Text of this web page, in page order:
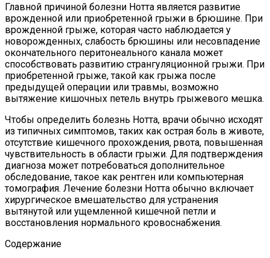
Главной причиной болезни Нотта является развитие
врожденной или приобретенной грыжи в брюшине. При
врожденной грыже, которая часто наблюдается у
новорожденных, слабость брюшины или несовпадение
окончательного перитонеального канала может
способствовать развитию странгуляционной грыжи. При
приобретенной грыже, такой как грыжа после
предыдущей операции или травмы, возможно
вытяжение кишочных петель внутрь грыжевого мешка.
Чтобы определить болезнь Нотта, врачи обычно исходят
из типичных симптомов, таких как острая боль в животе,
отсутствие кишечного прохождения, рвота, повышенная
чувствительность в области грыжи. Для подтверждения
диагноза может потребоваться дополнительное
обследование, такое как рентген или компьютерная
томография. Лечение болезни Нотта обычно включает
хирургическое вмешательство для устранения
вытянутой или ущемленной кишечной петли и
восстановления нормального кровоснабжения.
Содержание